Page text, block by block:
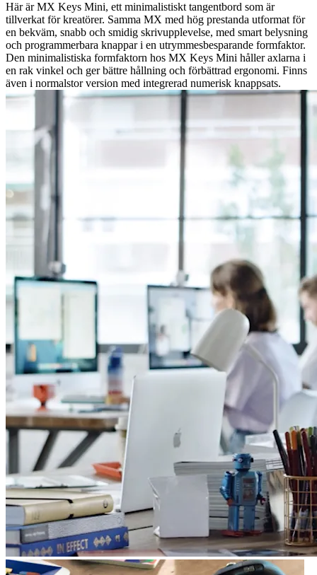
Här är MX Keys Mini, ett minimalistiskt tangentbord som är
tillverkat för kreatörer. Samma MX med hög prestanda utformat för
en bekväm, snabb och smidig skrivupplevelse, med smart belysning
och programmerbara knappar i en utrymmesbesparande formfaktor.
Den minimalistiska formfaktorn hos MX Keys Mini håller axlarna i
en rak vinkel och ger bättre hållning och förbättrad ergonomi. Finns
även i normalstor version med integrerad numerisk knappsats.